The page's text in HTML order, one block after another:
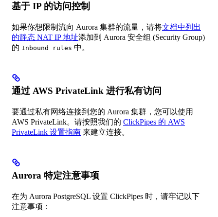
基于 IP 的访问控制
如果你想限制流向 Aurora 集群的流量，请将文档中列出
的静态 NAT IP 地址添加到 Aurora 安全组 (Security Group)
的 Inbound rules 中。
通过 AWS PrivateLink 进行私有访问
要通过私有网络连接到您的 Aurora 集群，您可以使用
AWS PrivateLink。请按照我们的 ClickPipes 的 AWS
PrivateLink 设置指南 来建立连接。
Aurora 特定注意事项
在为 Aurora PostgreSQL 设置 ClickPipes 时，请牢记以下
注意事项：